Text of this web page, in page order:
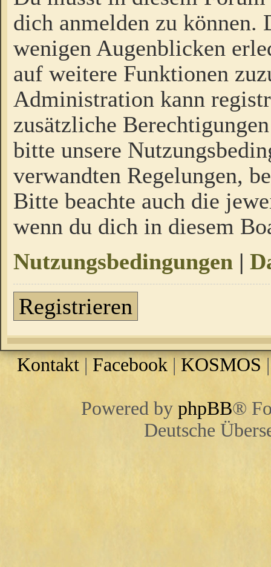
dich anmelden zu
wenigen Augenblicken
auf weitere Funktionen
Administration kann
zusätzliche
bitte unsere
verwandten Regelungen,
Bitte beachte auch die
wenn du dich in diesem
Nutzungsbedingungen |
Registrieren
Kontakt | Facebook |KOSMOS
Powered by phpBB®
Deutsche